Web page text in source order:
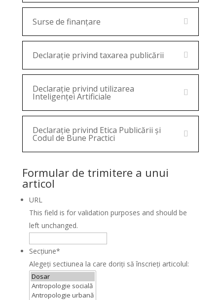
Surse de finanțare
Declarație privind taxarea publicării
Declarație privind utilizarea
Inteligenței Artificiale
Declarație privind Etica Publicării și
Codul de Bune Practici
Formular de trimitere a unui
articol
URL
This field is for validation purposes and should be
left unchanged.
Secțiune*
Alegeți sectiunea la care doriţi să înscrieţi articolul: